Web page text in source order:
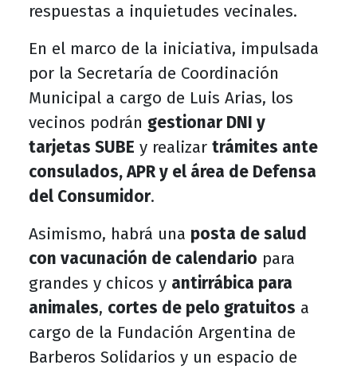
respuestas a inquietudes vecinales.
En el marco de la iniciativa, impulsada
por la Secretaría de Coordinación
Municipal a cargo de Luis Arias, los
vecinos podrán gestionar DNI y
tarjetas SUBE y realizar trámites ante
consulados, APR y el área de Defensa
del Consumidor.
Asimismo, habrá una posta de salud
con vacunación de calendario para
grandes y chicos y antirrábica para
animales, cortes de pelo gratuitos a
cargo de la Fundación Argentina de
Barberos Solidarios y un espacio de